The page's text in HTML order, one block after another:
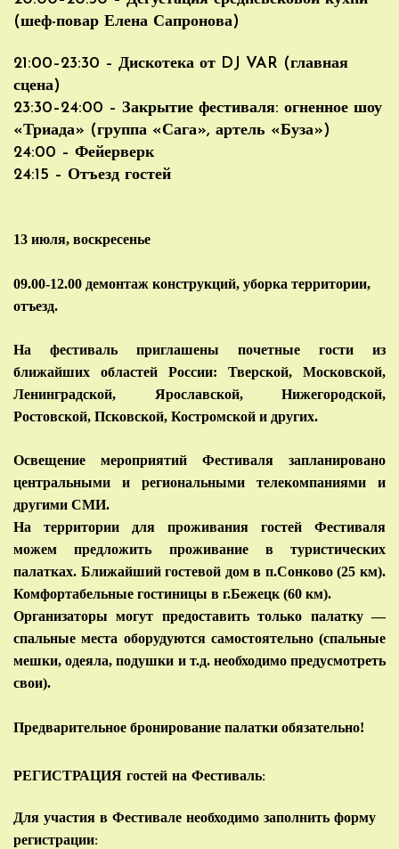
(шеф-повар Елена Сапронова)
21:00–23:30 – Дискотека от DJ VAR (главная
сцена)
23:30–24:00 – Закрытие фестиваля: огненное шоу
«Триада» (группа «Сага», артель «Буза»)
24:00 – Фейерверк
24:15 – Отъезд гостей
13 июля, воскресенье
09.00-12.00 демонтаж конструкций, уборка территории,
отъезд.
На фестиваль приглашены почетные гости из
ближайших областей России: Тверской, Московской,
Ленинградской, Ярославской, Нижегородской,
Ростовской, Псковской, Костромской и других.
Освещение мероприятий Фестиваля запланировано
центральными и региональными телекомпаниями и
другими СМИ.
На территории для проживания гостей Фестиваля
можем предложить проживание в туристических
палатках. Ближайший гостевой дом в п.Сонково (25 км).
Комфортабельные гостиницы в г.Бежецк (60 км).
Организаторы могут предоставить только палатку —
спальные места оборудуются самостоятельно (спальные
мешки, одеяла, подушки и т.д. необходимо предусмотреть
свои).
Предварительное бронирование палатки обязательно!
РЕГИСТРАЦИЯ гостей на Фестиваль:
Для участия в Фестивале необходимо заполнить форму
регистрации: